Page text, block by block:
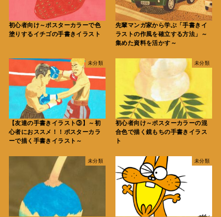
初心者向け～ポスターカラーで色
塗りするイチゴの手書きイラスト
先輩マンガ家から学ぶ「手書きイ
ラストの作風を確立する方法」～
集めた資料を活かす～
未分類
【友達の手書きイラスト③】～初
心者におススメ！！ポスターカラ
ーで描く手書きイラスト～
未分類
初心者向け～ポスターカラーの混
合色で描く鏡もちの手書きイラス
ト
未分類 未分類